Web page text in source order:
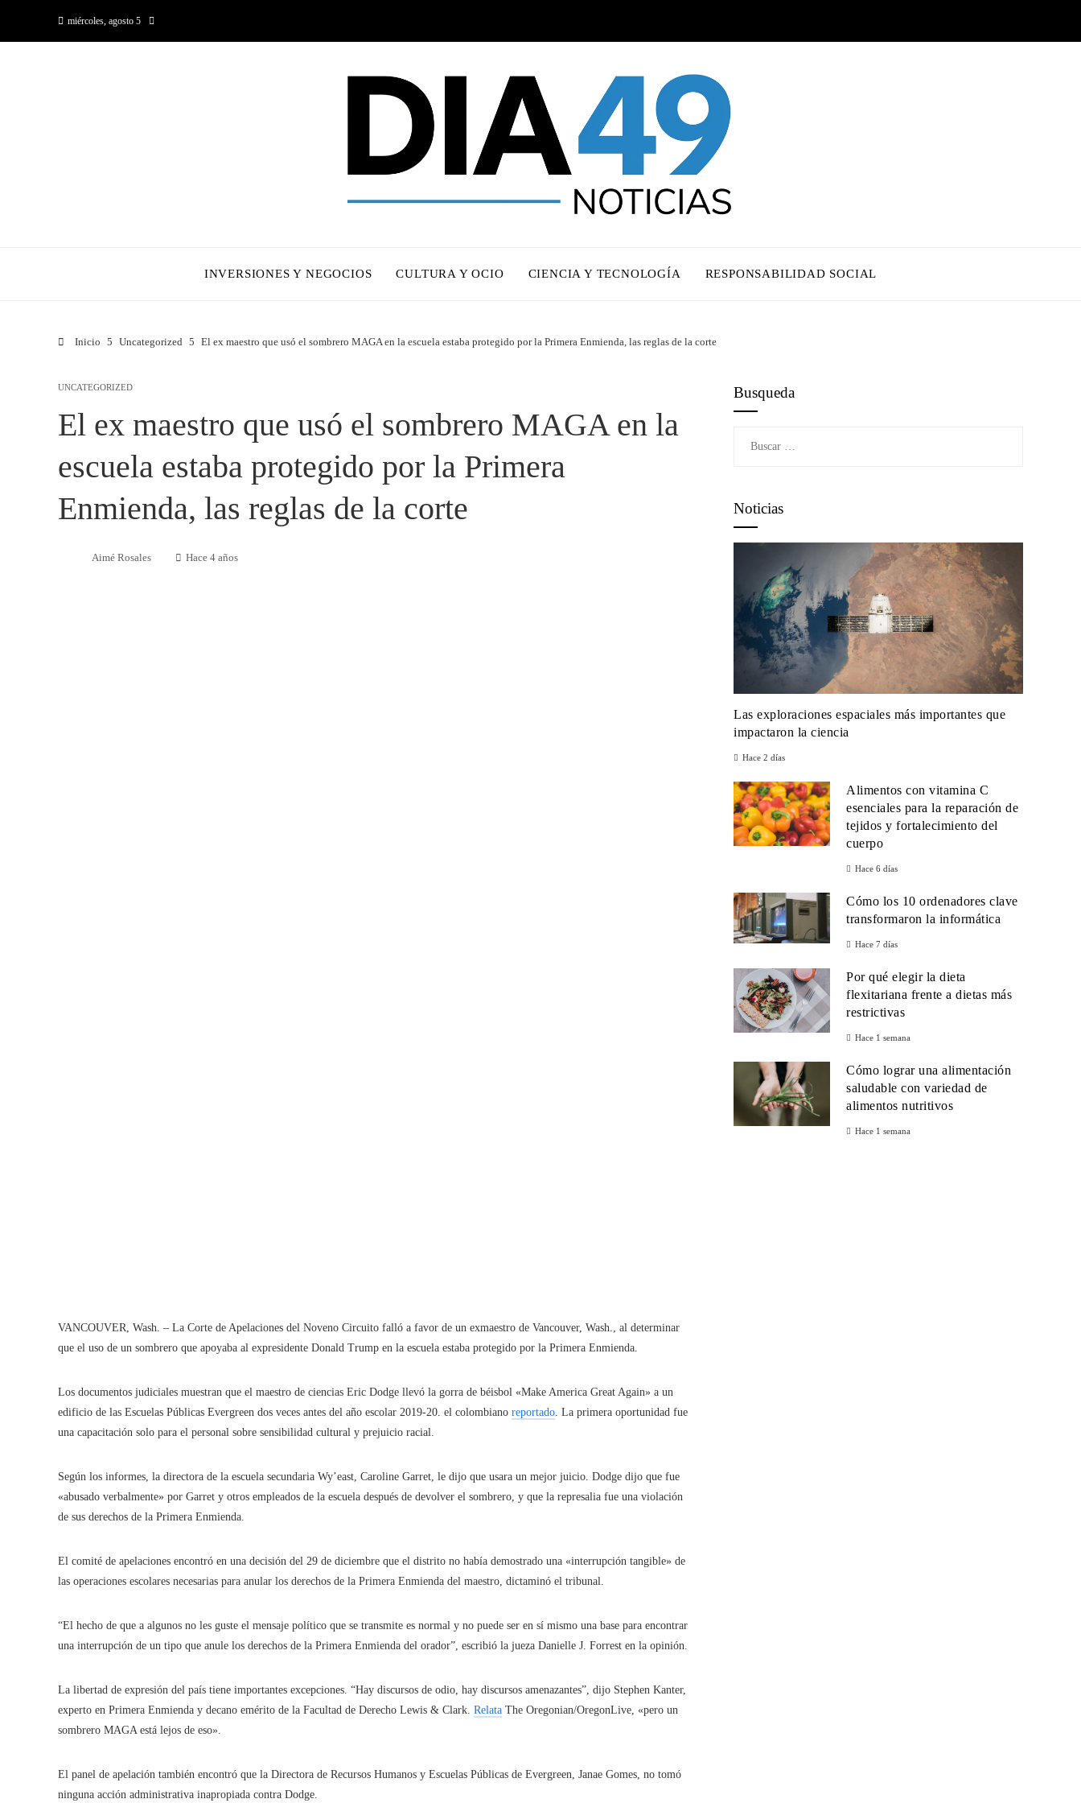
miércoles, agosto 5
INVERSIONES Y NEGOCIOS CULTURA Y OCIO CIENCIA Y TECNOLOGÍA RESPONSABILIDAD SOCIAL
Inicio Uncategorized El ex maestro que usó el sombrero MAGA en la escuela estaba protegido por la Primera Enmienda, las reglas de la corte
UNCATEGORIZED
El ex maestro que usó el sombrero MAGA en la
escuela estaba protegido por la Primera
Enmienda, las reglas de la corte
Aimé Rosales Hace 4 años
VANCOUVER, Wash. – La Corte de Apelaciones del Noveno Circuito falló a favor de un exmaestro de Vancouver, Wash., al determinar
que el uso de un sombrero que apoyaba al expresidente Donald Trump en la escuela estaba protegido por la Primera Enmienda.
Los documentos judiciales muestran que el maestro de ciencias Eric Dodge llevó la gorra de béisbol «Make America Great Again» a un
edificio de las Escuelas Públicas Evergreen dos veces antes del año escolar 2019-20. el colombiano reportado. La primera oportunidad fue
una capacitación solo para el personal sobre sensibilidad cultural y prejuicio racial.
Según los informes, la directora de la escuela secundaria Wy’east, Caroline Garret, le dijo que usara un mejor juicio. Dodge dijo que fue
«abusado verbalmente» por Garret y otros empleados de la escuela después de devolver el sombrero, y que la represalia fue una violación
de sus derechos de la Primera Enmienda.
El comité de apelaciones encontró en una decisión del 29 de diciembre que el distrito no había demostrado una «interrupción tangible» de
las operaciones escolares necesarias para anular los derechos de la Primera Enmienda del maestro, dictaminó el tribunal.
“El hecho de que a algunos no les guste el mensaje político que se transmite es normal y no puede ser en sí mismo una base para encontrar
una interrupción de un tipo que anule los derechos de la Primera Enmienda del orador”, escribió la jueza Danielle J. Forrest en la opinión.
La libertad de expresión del país tiene importantes excepciones. “Hay discursos de odio, hay discursos amenazantes”, dijo Stephen Kanter,
experto en Primera Enmienda y decano emérito de la Facultad de Derecho Lewis & Clark. Relata The Oregonian/OregonLive, «pero un
sombrero MAGA está lejos de eso».
El panel de apelación también encontró que la Directora de Recursos Humanos y Escuelas Públicas de Evergreen, Janae Gomes, no tomó
ninguna acción administrativa inapropiada contra Dodge.
Busqueda
Noticias
Las exploraciones espaciales más importantes que
impactaron la ciencia
Hace 2 días
Alimentos con vitamina C
esenciales para la reparación de
tejidos y fortalecimiento del
cuerpo
Hace 6 días
Cómo los 10 ordenadores clave
transformaron la informática
Hace 7 días
Por qué elegir la dieta
flexitariana frente a dietas más
restrictivas
Hace 1 semana
Cómo lograr una alimentación
saludable con variedad de
alimentos nutritivos
Hace 1 semana